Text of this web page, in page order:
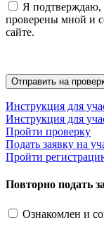
Я подтверждаю,
проверены мной и
сайте.
Инструкция для
Инструкция для
Пройти проверку
Подать заявку на
Пройти
Повторно подать
Ознакомлен и